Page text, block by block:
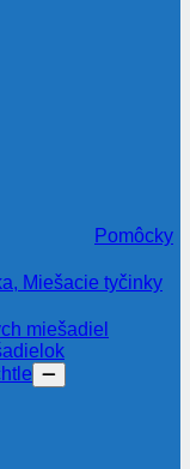
Pomôcky
Miešacie tyčinky
miešadiel